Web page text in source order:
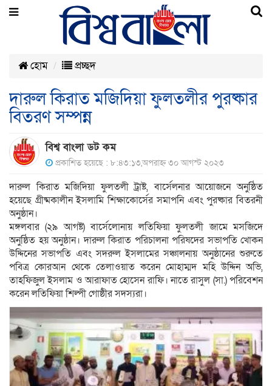
হোম প্রচ্ছদ
দারুল কিরাত মজিদিয়া ফুলতলীর পুরষ্কার
বিতরণ সম্পন্ন
বিশ্ব বাংলা ডট কম
প্রকাশিত হয়েছে : ৮:৪৩:১৩,অপরাহ্ন ৩০ আগস্ট ২০২৩
দারুল কিরাত মজিদিয়া ফুলতলী ট্রাষ্ট, বার্সেলনার আয়োজনে অনুষ্ঠিত
হয়েছে গ্রীষ্মকালীন ইসলামি শিক্ষাকোর্সের সমাপনি এবং পুরষ্কার বিতরনী
অনুষ্ঠান।
মঙ্গলবার (২৯ আগষ্ট) বার্সেলোনায় লতিফিয়া ফুলতলী জামে মসজিদে
অনুষ্ঠিত হয় অনুষ্ঠান। দারুল কিরাত পরিচালনা পরিষদের সভাপতি খোকন
উদ্দিনের সভাপতি এবং সদরুল ইসলামের সঞ্চালনায় অনুষ্ঠানের শুরুতে
পবিত্র কোরআন থেকে তেলাওয়াত করেন মোহাম্মদ মহি উদ্দিন অভি,
তাহফিজুল ইসলাম ও আরাফাত হোসেন রাফি। নাতে রাসুল (সা.) পরিবেশন
করেন লতিফিয়া শিল্পী গোষ্ঠীর সদস্যরা।